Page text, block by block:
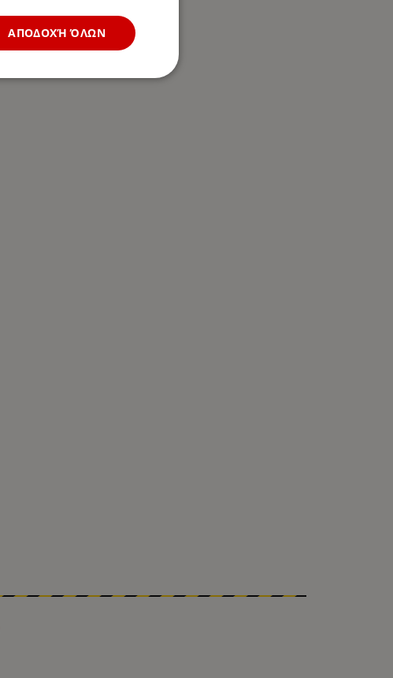
ΑΠΟΔΟΧΉ ΌΛΩΝ